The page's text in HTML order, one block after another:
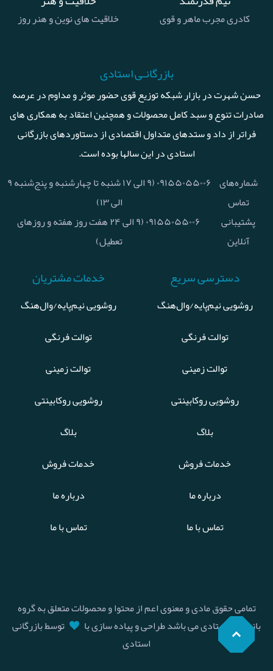
کادری مجرب ماهر و قوی خلاقیت های نوین و هنر روز
بازرگانـی استادی
حسن شهرت در بازار شبکه توزیع قوی حضور موثر و مداوم در عرصه
صادرات تنوع و سبد کامل محصولات و همچنین اعتقاد به همکاری های
فراتر از داد و ستدهای متداول اقتصادی از دستاوردهای بازرگانی
استادی در این سالها بوده است.
شماره‌های
تماس
۰۹۱۵۵۰۵۵۰۰۶ (۹ الی ۱۷ شنبه تا چهارشنبه و پنج‌شنبه ۹
الی ۱۳)
پشتیبانی
آنلاین
۰۹۱۵۵۰۵۵۰۰۶ (۹ الی ۲۴ هفت روز هفته و روزهای
تعطیل)
دسترسی سریع
روشویی نیم‌پایه/وال‌هنگ
توالت فرنگی
توالت زمینی
روشویی روکابینتی
بلاگ
خدمات فروش
درباره ما
تماس با ما
خدمات مشتریان
روشویی نیم‌پایه/وال‌هنگ
توالت فرنگی
توالت زمینی
روشویی روکابینتی
بلاگ
خدمات فروش
درباره ما
تماس با ما
تمامی حقوق مادی و معنوی اعم از محتوا و محصولات متعلق به گروه
بازرگانی استادی می باشد طراحی و پیاده سازی با
توسط بازرگانی
استادی